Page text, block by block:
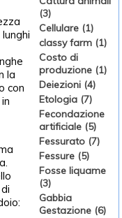
la
con
(3)
Cellulare (1)
classy farm (1)
Costo di
produzione (1)
Deiezioni (4)
Etologia (7)
Fecondazione
artificiale (5)
Fessurato (7)
Fessure (5)
Fosse liquame
(3)
Gabbia
Gestazione (6)